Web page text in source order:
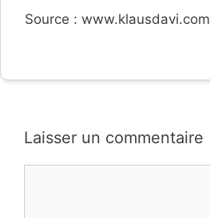
Source : www.klausdavi.com
Laisser un commentaire